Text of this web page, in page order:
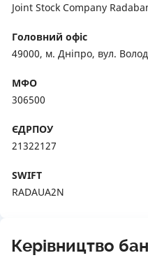
Joint Stock Company
Головний офіс
49000, м. Дніпро, вул.
МФО
306500
ЄДРПОУ
21322127
SWIFT
RADAUA2N
Керівництво